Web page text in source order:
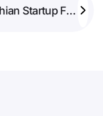
Carpathian Startup Fest 2025 – najbardziej startupowa agenda w Polsce!